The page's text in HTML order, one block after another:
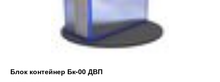
Блок контейнер Бк-00 ДВП